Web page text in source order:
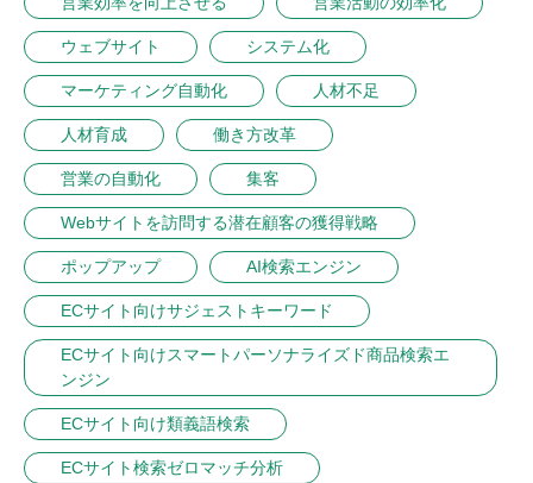
ウェブサイト システム化
マーケティング自動化 人材不足
人材育成 働き方改革
営業の自動化 集客
Webサイトを訪問する潜在顧客の獲得戦略
ポップアップ AI検索エンジン
ECサイト向けサジェストキーワード
ECサイト向けスマートパーソナライズド商品検索エ
ンジン
ECサイト向け類義語検索
ECサイト検索ゼロマッチ分析